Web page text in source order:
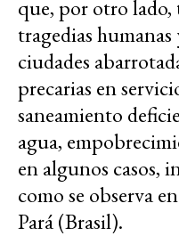
que, por otro
tragedias
ciudades
precarias en
saneamiento
agua,
en algunos casos,
como se observa
Pará (Brasil).